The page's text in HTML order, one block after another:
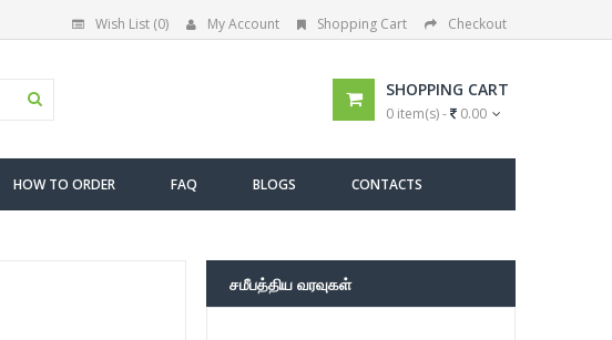
Wish List (0) My Account Shopping Cart Checkout
SHOPPING CART
0 item(s) - 0.00
HOW TO ORDER FAQ BLOGS CONTACTS
சமீபத்திய வரவுகள்